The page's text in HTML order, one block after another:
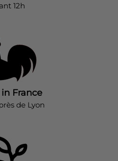
12h
France
de Lyon